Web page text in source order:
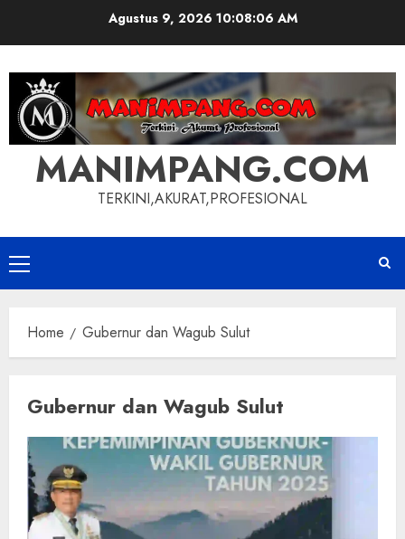
Agustus 9, 202610:08:07 AM
MANIMPANG.COM
TERKINI,AKURAT,PROFESIONAL
Primary
Menu
Home Gubernur dan Wagub Sulut
Gubernur dan Wagub Sulut